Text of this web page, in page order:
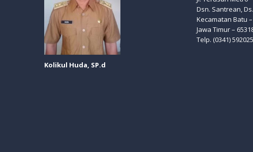
Kolikul Huda, SP.d
Dsn. Santrean,
Kecamatan Batu
Jawa Timur –
Telp. (0341) 592025